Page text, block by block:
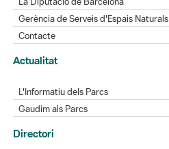
Gerència de Serveis d'Espais Naturals
Contacte
Actualitat
L'Informatiu dels Parcs
Gaudim als Parcs
Directori